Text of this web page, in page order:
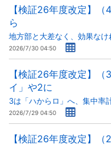
【検証26年度改定】
ら
地方部と大差なく、効果なけ
2026/7/30 04:50
【検証26年度改定】
イ」や2に
3は「ハからロ」へ、集中率
2026/7/29 04:50
【検証26年度改定】